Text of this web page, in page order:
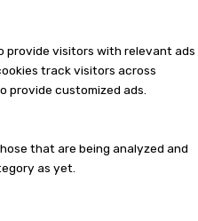
provide visitors with relevant ads
track visitors across
provide customized ads.
that are being analyzed and
as yet.